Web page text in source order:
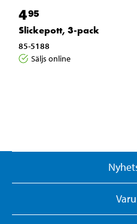
495
Slickepott, 3-pack
85-5188
Säljs online